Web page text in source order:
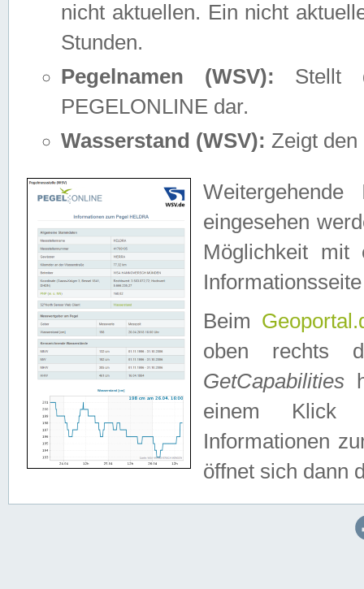
nicht aktuellen. Ein nicht
Stunden.
Pegelnamen (WSV): Stellt
PEGELONLINE dar.
Wasserstand (WSV): Zeigt den
eingesehen
Möglichkeit mit
Beim
oben rechts
GetCapabilities
einem Klick
Informationen
öffnet sich dann